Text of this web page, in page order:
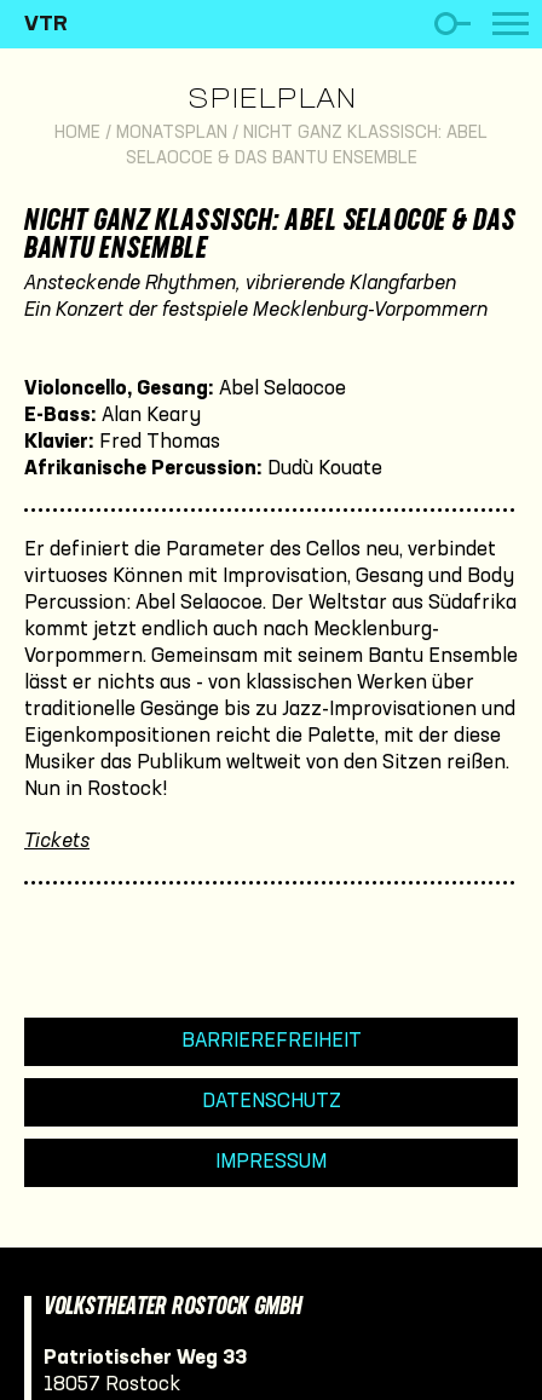
VTR
SPIELPLAN
HOME / MONATSPLAN / NICHT GANZ KLASSISCH: ABEL
SELAOCOE & DAS BANTU ENSEMBLE
NICHT GANZ KLASSISCH: ABEL SELAOCOE & DAS
BANTU ENSEMBLE
Ansteckende Rhythmen, vibrierende Klangfarben
Ein Konzert der festspiele Mecklenburg-Vorpommern
Violoncello, Gesang: Abel Selaocoe
E-Bass: Alan Keary
Klavier: Fred Thomas
Afrikanische Percussion: Dudù Kouate
Er definiert die Parameter des Cellos neu, verbindet
virtuoses Können mit Improvisation, Gesang und Body
Percussion: Abel Selaocoe. Der Weltstar aus Südafrika
kommt jetzt endlich auch nach Mecklenburg-
Vorpommern. Gemeinsam mit seinem Bantu Ensemble
lässt er nichts aus - von klassischen Werken über
traditionelle Gesänge bis zu Jazz-Improvisationen und
Eigenkompositionen reicht die Palette, mit der diese
Musiker das Publikum weltweit von den Sitzen reißen.
Nun in Rostock!
Tickets
BARRIEREFREIHEIT
DATENSCHUTZ
IMPRESSUM
VOLKSTHEATER ROSTOCK GMBH
Patriotischer Weg 33
18057 Rostock